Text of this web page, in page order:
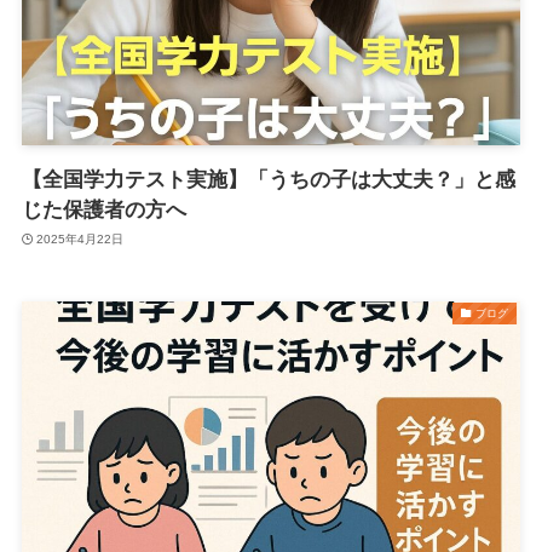
【全国学力テスト実施】「うちの子は大丈夫？」と感
じた保護者の方へ
2025年4月22日
ブログ